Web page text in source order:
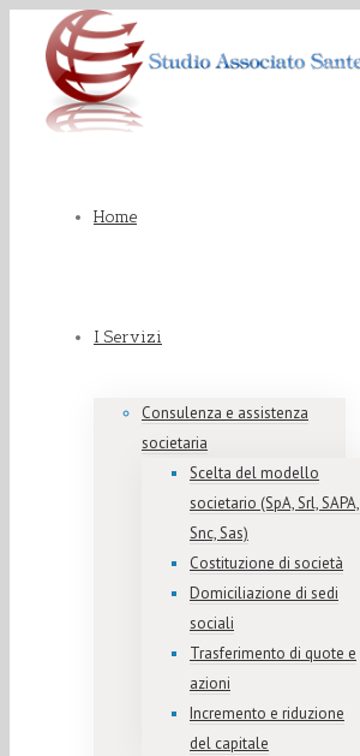
Home
I Servizi
Consulenza e assistenza
societaria
Scelta del modello
societario (SpA, Srl, SAPA,
Snc, Sas)
Costituzione di società
Domiciliazione di sedi
sociali
Trasferimento di quote e
azioni
Incremento e riduzione
del capitale